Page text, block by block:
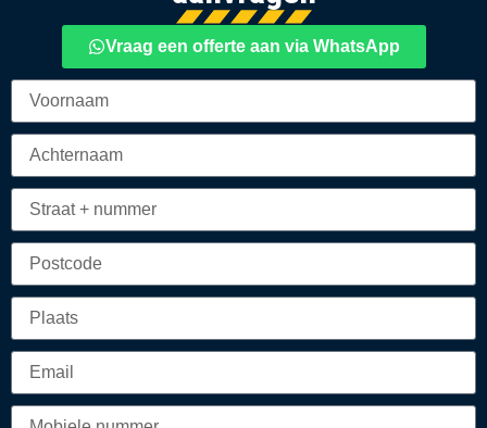
Vraag een offerte aan via WhatsApp